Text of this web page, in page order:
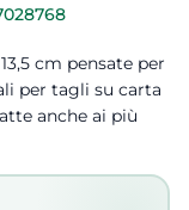
cm pensate per
per tagli su carta
anche ai più